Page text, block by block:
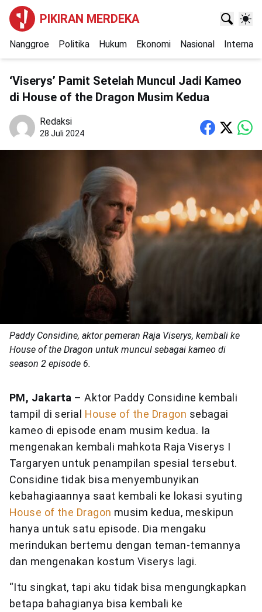
PIKIRAN MERDEKA
Nanggroe Politika Hukum Ekonomi Nasional
‘Viserys’ Pamit Setelah Muncul Jadi Kameo
di House of the Dragon Musim Kedua
Redaksi
28 Juli 2024
Paddy Considine, aktor pemeran Raja Viserys, kembali ke
House of the Dragon untuk muncul sebagai kameo di
season 2 episode 6.
PM, Jakarta – Aktor Paddy Considine kembali
tampil di serial House of the Dragon sebagai
kameo di episode enam musim kedua. Ia
mengenakan kembali mahkota Raja Viserys I
Targaryen untuk penampilan spesial tersebut.
Considine tidak bisa menyembunyikan
kebahagiaannya saat kembali ke lokasi syuting
House of the Dragon musim kedua, meskipun
hanya untuk satu episode. Dia mengaku
merindukan bertemu dengan teman-temannya
dan mengenakan kostum Viserys lagi.
“Itu singkat, tapi aku tidak bisa mengungkapkan
betapa bahagianya bisa kembali ke